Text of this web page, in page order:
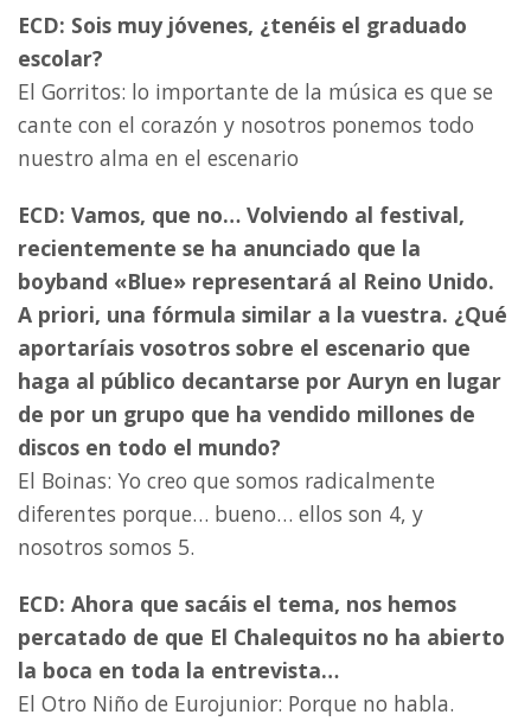
ECD: Sois muy jóvenes, ¿tenéis el graduado
escolar?
El Gorritos: lo importante de la música es que se
cante con el corazón y nosotros ponemos todo
nuestro alma en el escenario
ECD: Vamos, que no… Volviendo al festival,
recientemente se ha anunciado que la
boyband «Blue» representará al Reino Unido.
A priori, una fórmula similar a la vuestra. ¿Qué
aportaríais vosotros sobre el escenario que
haga al público decantarse por Auryn en lugar
de por un grupo que ha vendido millones de
discos en todo el mundo?
El Boinas: Yo creo que somos radicalmente
diferentes porque… bueno… ellos son 4, y
nosotros somos 5.
ECD: Ahora que sacáis el tema, nos hemos
percatado de que El Chalequitos no ha abierto
la boca en toda la entrevista…
El Otro Niño de Eurojunior: Porque no habla.